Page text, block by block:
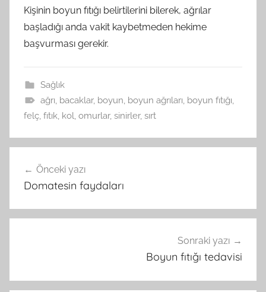
Kişinin boyun fıtığı belirtilerini bilerek, ağrılar
başladığı anda vakit kaybetmeden hekime
başvurması gerekir.
Sağlık
ağrı, bacaklar, boyun, boyun ağrıları, boyun fıtığı,
felç, fıtık, kol, omurlar, sinirler, sırt
gezinmesi
Önceki yazı
Domatesin faydaları
Sonraki yazı
Boyun fıtığı tedavisi